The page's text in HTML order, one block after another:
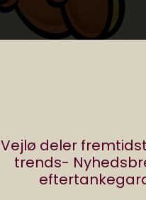
Vejlø deler
trends-